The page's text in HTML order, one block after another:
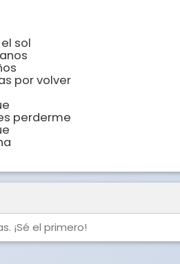
sol
por volver
perderme
¡Sé el primero!